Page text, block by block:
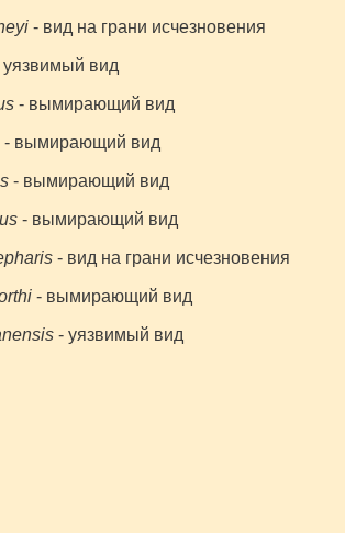
- вид на грани исчезновения
уязвимый вид
- вымирающий вид
- вымирающий вид
- вымирающий вид
- вымирающий вид
- вид на грани исчезновения
- вымирающий вид
- уязвимый вид